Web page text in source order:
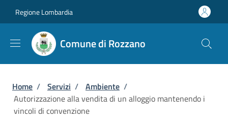
Regione Lombardia
Comune di Rozzano
Briciole di pane
Home / Servizi / Ambiente /
Autorizzazione alla vendita di un alloggio mantenendo i
vincoli di convenzione